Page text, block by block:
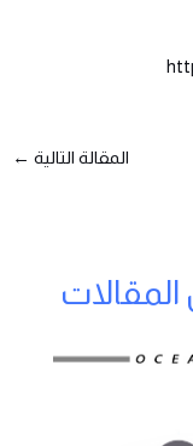
المقالة التالية ←